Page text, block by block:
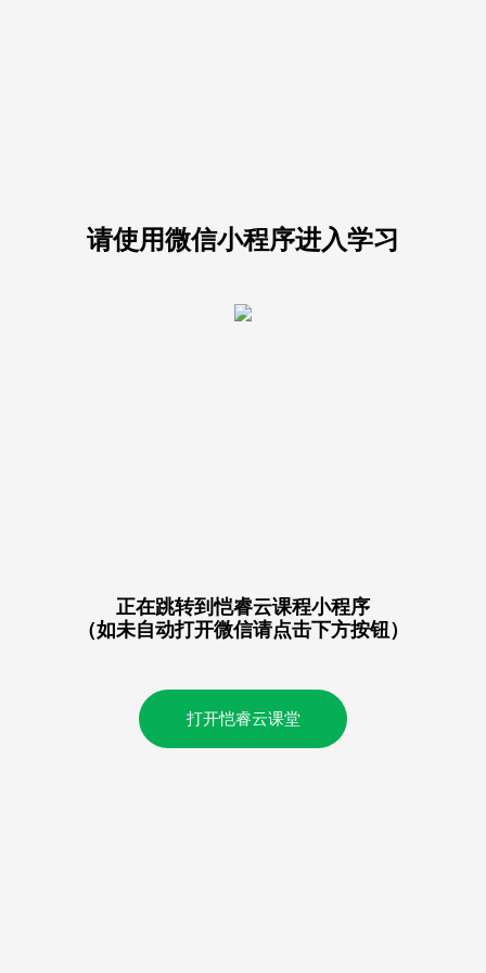
请使用微信小程序进入学习
正在跳转到恺睿云课程小程序
（如未自动打开微信请点击下方按钮）
打开恺睿云课堂